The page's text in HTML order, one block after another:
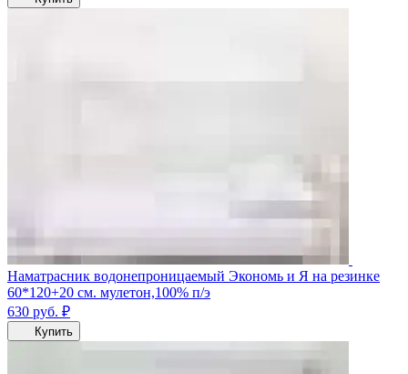
Наматрасник водонепроницаемый Экономь и Я на резинке
60*120+20 см. мулетон,100% п/э
630 руб. ₽
Купить